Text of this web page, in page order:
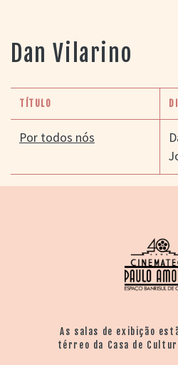
PORTAL DO
CINEMA GAÚCHO
> LISTA DE FILMES
> FILMOGRAFIAS DE
CINEASTAS
> BIBLIOGRAFIAS
Dan Vilarino
TÍTULO
Por todos nós
As salas de exibição
térreo da Casa de